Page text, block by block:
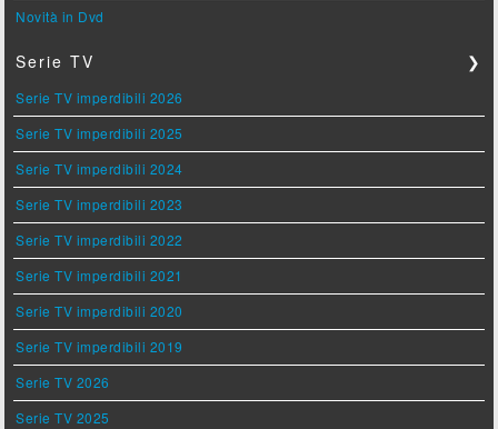
Novità in Dvd
Serie TV ❯
Serie TV imperdibili 2026
Serie TV imperdibili 2025
Serie TV imperdibili 2024
Serie TV imperdibili 2023
Serie TV imperdibili 2022
Serie TV imperdibili 2021
Serie TV imperdibili 2020
Serie TV imperdibili 2019
Serie TV 2026
Serie TV 2025